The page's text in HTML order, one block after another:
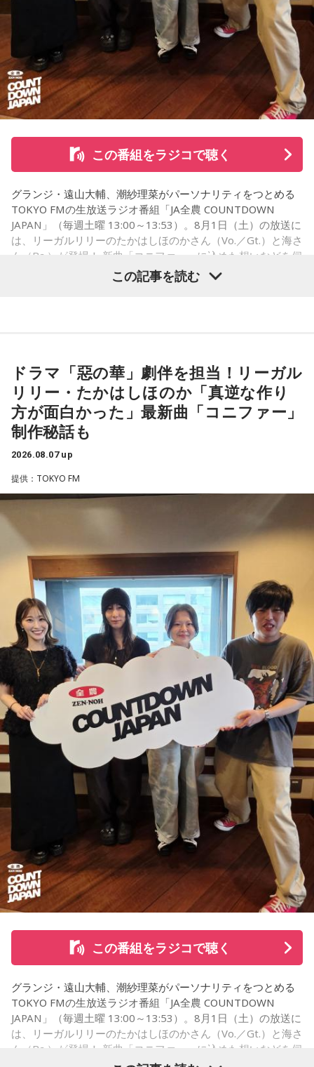
ほのか：はい。私は「自分自身を分かってみたい」という気
持ちで作品を作っていて、もしかしたら皆さんも何かを作る
ときって、自分自身を分かってみたいから作るんじゃないか
なと思って、そういう曲を作りました。
遠山：海ちゃんはどうですか？
海：アニメでは、マンガ大好きな女の子が、同人誌とかを売
て、そこから自分で描き始めるんですけど、それが私自身の
音楽体験とすごくつながっていて。
「あ、自分もバンドできるんだ」みたいな、そういうときの
ワクワク感のようなものが、いろんな不安や葛藤を飛び越え
ちゃうみたいな、そういうバイタリティのある曲だなと思い
ます。歌詞は自分と向き合っている部分も結構あるんですけ
ど、音像がかなり爽やかなので、そういうものを飛び越えて
いくような“若さ”をすごく感じました。
----------------------------------------------------
この日の放送をradikoタイムフリーで聴く
※放送エリア外の方は、プレミアム会員の登録でご利用いた
だけます。
----------------------------------------------------
＜番組概要＞
番組名：JA全農 COUNTDOWN JAPAN
放送エリア：TOKYO FMをはじめとする、JFN全国38局ネッ
ト
パーソナリティ：遠山大輔（グランジ）、潮紗理菜
番組Webサイト：
https://www.tfm.co.jp/countdownjapan/
番組公式X：@JA_CDJ
パーソナリティの山下葉留花
山下：しかも、今回のライブの演出がすごく良かったじゃ
ん？
松尾：はい。
山下：そのなかでも、一人ひとりが光っているのは当然なん
だけど、みんなで通じ合っている感じがすごくした。
松尾：うれしいです、ありがとうございます！
パーソナリティの山下葉留花と松尾桜
----------------------------------------------------
＜番組概要＞
番組名：ローソン presents 日向坂46のほっとひといき！
パーソナリティ：日向坂46（髙橋未来虹、藤嶌果歩、山下葉
留花、松尾桜）
番組Webサイト：
番組公式X：@hot_hitoiki46
この番組をラジコで聴く
グランジ・遠山大輔、潮紗理菜がパーソナリティをつとめる
TOKYO FMの生放送ラジオ番組「JA全農 COUNTDOWN
JAPAN」（毎週土曜 13:00～13:53）。8月1日（土）の放送に
は、リーガルリリーのたかはしほのかさん（Vo.／Gt.）と海さ
ん（Ba.）が登場！ 新曲「コニファー」に込めた想いなどを伺
◆“真逆な作り方”で楽曲制作
リーガルリリーは高校在学時から注目を集め、国内大型ロッ
クフェスにも多数出演するだけでなく、アメリカで開催され
た世界最大級の音楽フェスティバル「SXSW（サウス・バイ・
サウスウエスト）」の出演や中国ツアーの開催など、海外で
のライブも経験。そのほか、2019年公開の映画「惡の華」で
は主題歌と劇中歌を担当し、今年4月から放送されたテレビド
ラマ版「惡の華」では、たかはしほのかさんが劇伴を担当。
そして、今秋には初のアジアツアーの開催が決定していま
す。
遠山：僕は「惡の華」が好きで、（テレビドラマ版ではW主
演の）あのちゃんと鈴木福くんがめちゃくちゃ素晴らしかっ
たですけど、そういうドラマの音楽って、どう作っていく
の？
ほのか：私も今回初めて関わらせてもらったんですけど、今
まで作ってきたライブでやる曲やバンドでやる曲の作り方と
は全然違って……ドラマの映像にいかに没頭させるかが重要と
いうか。リーガルリリーでは、音楽を聴いてほしくて作って
いるんですけれど、ドラマの音楽は、映像を観てもらわない
といけないので、逆に聴いてもらったらダメなんですよ。だ
から、音楽を通して真逆な作り方を体験できて、めちゃめち
ゃ面白かったです。
（左から）たかはしほのかさん、海さん
◆新曲「コニファー」に込めた想い
遠山：リーガルリリーは、7月11日（土）に新曲「コニファ
ー」を配信リリースしました。おめでとうございます。
ほのか・海：ありがとうございます。
潮：「コニファー」はテレビアニメ「これ描いて死ね」のエ
ンディングテーマとなっています。
遠山：テレビアニメの楽曲を手がけるのは初めてじゃないよ
この記事を読む
ドラマ「惡の華」劇伴を担当！リーガル
リリー・たかはしほのか「真逆な作り
方が面白かった」最新曲「コニファー」
制作秘話も
2026.08.07 up
提供：TOKYO FM
この番組をラジコで聴く
グランジ・遠山大輔、潮紗理菜がパーソナリティをつとめる
TOKYO FMの生放送ラジオ番組「JA全農 COUNTDOWN
JAPAN」（毎週土曜 13:00～13:53）。8月1日（土）の放送に
は、リーガルリリーのたかはしほのかさん（Vo.／Gt.）と海さ
ん（Ba.）が登場！ 新曲「コニファー」に込めた想いなどを伺